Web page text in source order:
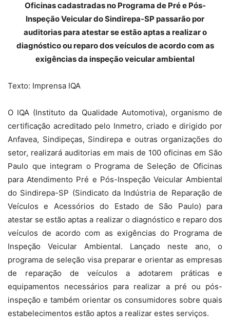
Oficinas cadastradas no Programa de Pré e Pós-
Inspeção Veicular do Sindirepa-SP passarão por
auditorias para atestar se estão aptas a realizar o
diagnóstico ou reparo dos veículos de acordo com as
exigências da inspeção veicular ambiental
Texto: Imprensa IQA
O IQA (Instituto da Qualidade Automotiva), organismo de
certificação acreditado pelo Inmetro, criado e dirigido por
Anfavea, Sindipeças, Sindirepa e outras organizações do
setor, realizará auditorias em mais de 100 oficinas em São
Paulo que integram o Programa de Seleção de Oficinas
para Atendimento Pré e Pós-Inspeção Veicular Ambiental
do Sindirepa-SP (Sindicato da Indústria de Reparação de
Veículos e Acessórios do Estado de São Paulo) para
atestar se estão aptas a realizar o diagnóstico e reparo dos
veículos de acordo com as exigências do Programa de
Inspeção Veicular Ambiental. Lançado neste ano, o
programa de seleção visa preparar e orientar as empresas
de reparação de veículos a adotarem práticas e
equipamentos necessários para realizar a pré ou pós-
inspeção e também orientar os consumidores sobre quais
estabelecimentos estão aptos a realizar estes serviços.